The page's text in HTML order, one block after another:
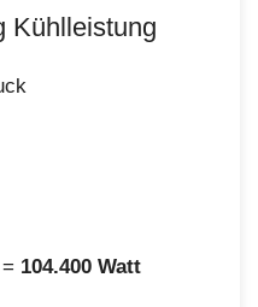
Kühlleistung
= 104.400 Watt